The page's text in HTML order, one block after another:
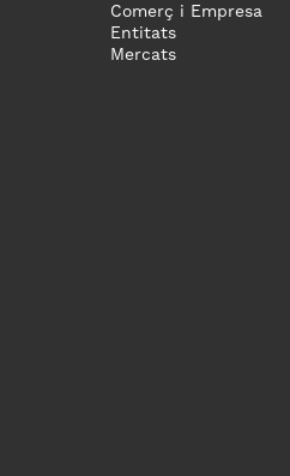
Comerç i Empresa
Entitats
Mercats